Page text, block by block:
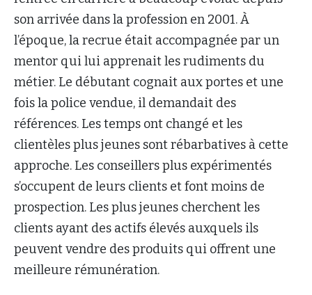
son arrivée dans la profession en 2001. À
l’époque, la recrue était accompagnée par un
mentor qui lui apprenait les rudiments du
métier. Le débutant cognait aux portes et une
fois la police vendue, il demandait des
références. Les temps ont changé et les
clientèles plus jeunes sont rébarbatives à cette
approche. Les conseillers plus expérimentés
s’occupent de leurs clients et font moins de
prospection. Les plus jeunes cherchent les
clients ayant des actifs élevés auxquels ils
peuvent vendre des produits qui offrent une
meilleure rémunération.